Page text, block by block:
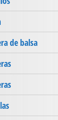
de balsa